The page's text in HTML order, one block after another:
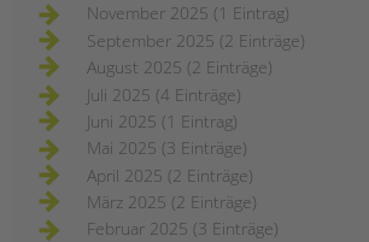
November 2025 (1 Eintrag)
September 2025 (2 Einträge)
August 2025 (2 Einträge)
Juli 2025 (4 Einträge)
Juni 2025 (1 Eintrag)
Mai 2025 (3 Einträge)
April 2025 (2 Einträge)
März 2025 (2 Einträge)
Februar 2025 (3 Einträge)